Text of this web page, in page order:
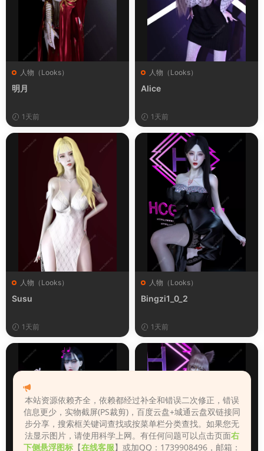
人物（Looks）
明月
1天前
人物（Looks）
Alice
1天前
人物（Looks）
Susu
1天前
人物（Looks）
Bingzi1_0_2
1天前
本站资源依赖齐全，依赖都经过补全和错误二次修正，错误
信息更少，实物截屏(PS裁剪)，百度云盘+城通云盘双链接同
步分享，搜索框关键词查找或按菜单栏分类查找。如果您无
法显示图片，请使用科学上网。有任何问题可以点击页面右
下侧悬浮图标 【在线客服】或加QQ：1739908496，邮箱：